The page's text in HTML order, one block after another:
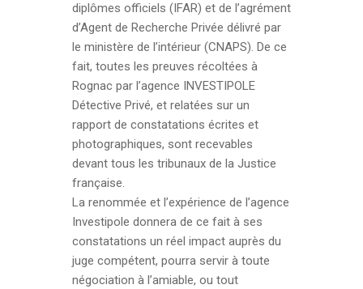
diplômes officiels (IFAR) et de l’agrément
d’Agent de Recherche Privée délivré par
le ministère de l’intérieur (CNAPS). De ce
fait, toutes les preuves récoltées à
Rognac par l’agence INVESTIPOLE
Détective Privé, et relatées sur un
rapport de constatations écrites et
photographiques, sont recevables
devant tous les tribunaux de la Justice
française.
La renommée et l’expérience de l’agence
Investipole donnera de ce fait à ses
constatations un réel impact auprès du
juge compétent, pourra servir à toute
négociation à l’amiable, ou tout